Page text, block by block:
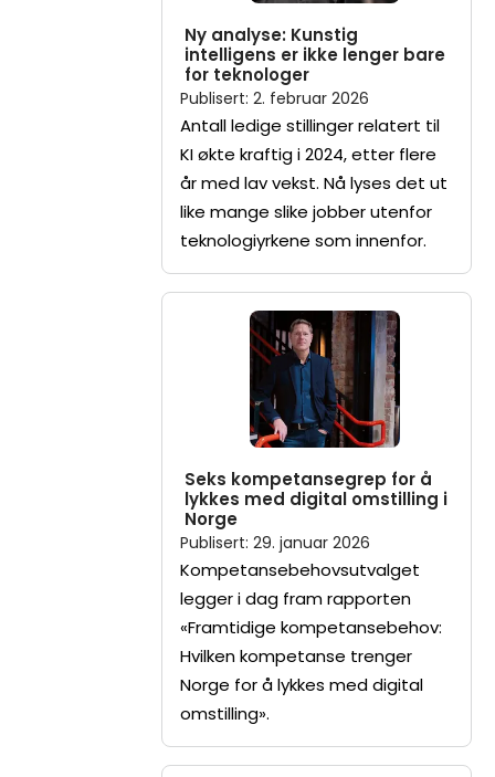
Ny analyse: Kunstig
intelligens er ikke lenger bare
for teknologer
Publisert: 2. februar 2026
Antall ledige stillinger relatert til
KI økte kraftig i 2024, etter flere
år med lav vekst. Nå lyses det ut
like mange slike jobber utenfor
teknologiyrkene som innenfor.
Seks kompetansegrep for å
lykkes med digital omstilling i
Norge
Publisert: 29. januar 2026
Kompetansebehovsutvalget
legger i dag fram rapporten
«Framtidige kompetansebehov:
Hvilken kompetanse trenger
Norge for å lykkes med digital
omstilling».